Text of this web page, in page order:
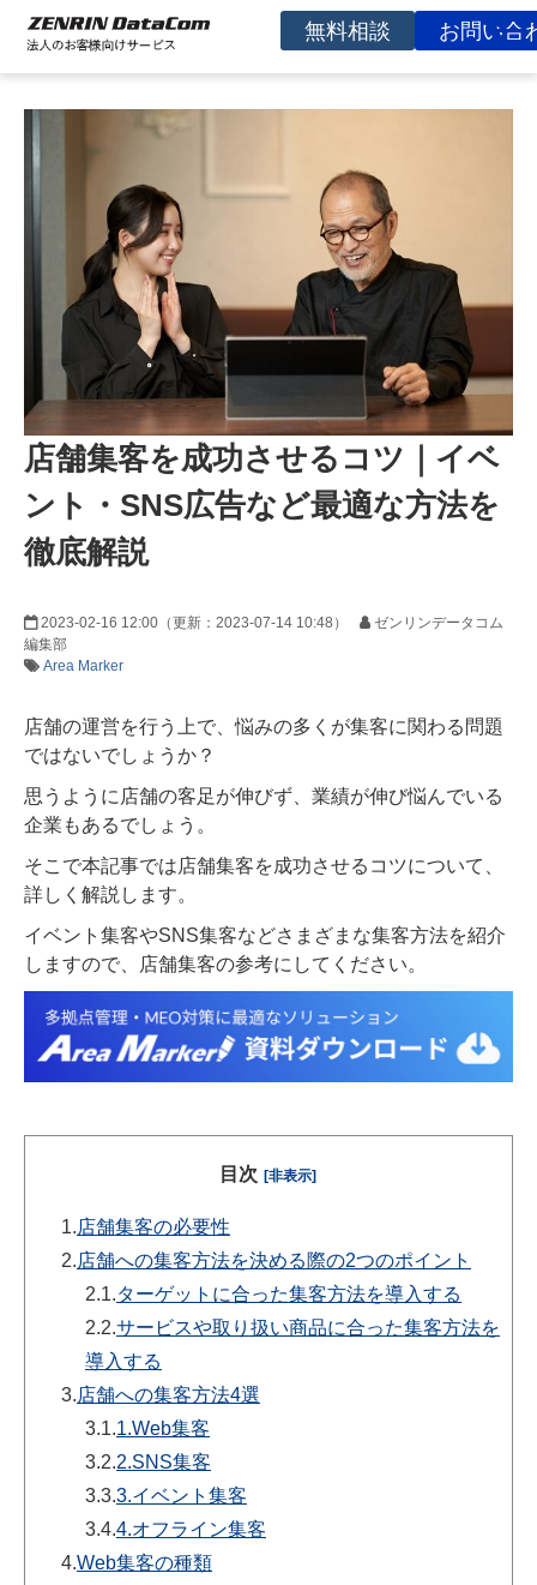
無料相談 お問い合
イベント
よくあるご質問
企業情報
店舗集客を成功させるコツ｜イベ
ント・SNS広告など最適な方法を
徹底解説
2023-02-16 12:00 （更新： 2023-07-14 10:48 ）
ゼンリンデータコム
編集部
Area Marker
店舗の運営を行う上で、悩みの多くが集客に関わる問題
ではないでしょうか？
思うように店舗の客足が伸びず、業績が伸び悩んでいる
企業もあるでしょう。
そこで本記事では店舗集客を成功させるコツについて、
詳しく解説します。
イベント集客やSNS集客などさまざまな集客方法を紹介
しますので、店舗集客の参考にしてください。
目次 [非表示]
1.店舗集客の必要性
2.店舗への集客方法を決める際の2つのポイント
2.1.ターゲットに合った集客方法を導入する
2.2.サービスや取り扱い商品に合った集客方法を
導入する
3.店舗への集客方法4選
3.1.1.Web集客
3.2.2.SNS集客
3.3.3.イベント集客
3.4.4.オフライン集客
4.Web集客の種類